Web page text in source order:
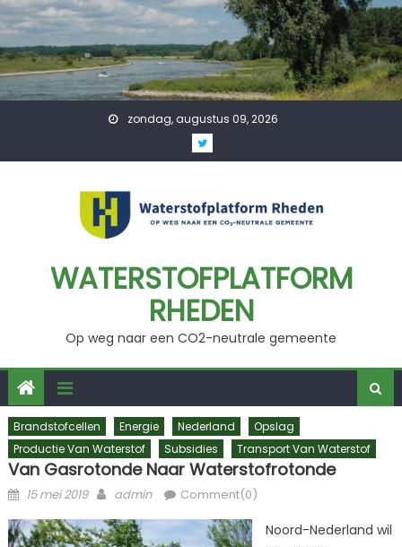
Skip
to
content
zondag, augustus 09, 2026
WATERSTOFPLATFORM
RHEDEN
Op weg naar een CO2-neutrale gemeente
Brandstofcellen Energie Nederland
Opslag
Productie Van Waterstof
Subsidies Transport Van Waterstof
Van Gasrotonde Naar Waterstofrotonde
Posted
15 mei 2019 Author
admin Comment(0)
Noord-Nederland wil